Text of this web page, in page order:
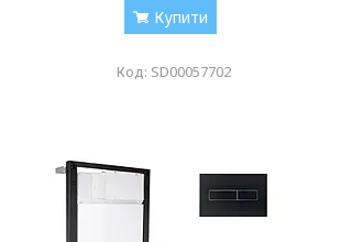
Купити
SD00057702